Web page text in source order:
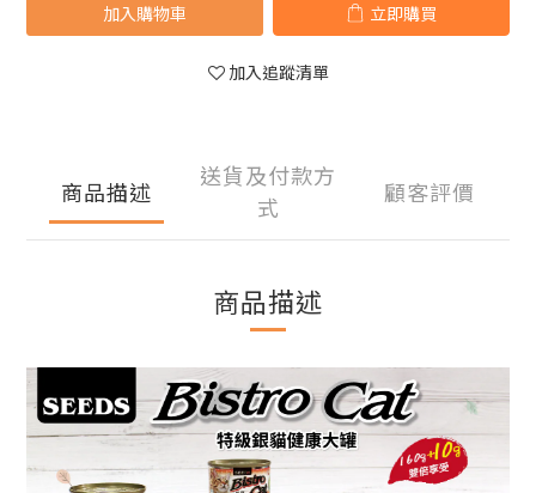
加入購物車 立即購買
加入追蹤清單
商品描述
送貨及付款方
式
顧客評價
商品描述